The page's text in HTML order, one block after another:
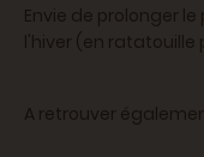
Envie de prolonger
l'hiver (en ratatouille
A retrouver